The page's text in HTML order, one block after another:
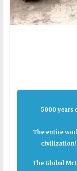
5000 years
The entire